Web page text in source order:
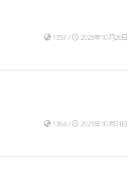
1357 / 2023年10月26日
1364 / 2023年10月31日